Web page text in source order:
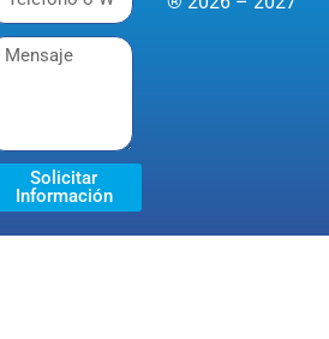
Solicitar
Información